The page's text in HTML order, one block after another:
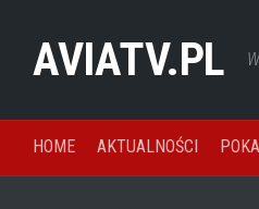
contentAVIATV.PL
HOME AKTUALNOŚCI